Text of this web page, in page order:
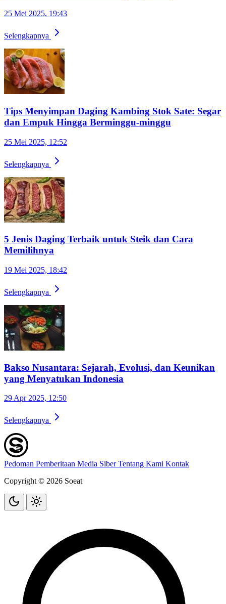
25 Mei 2025, 19:43
Selengkapnya
Tips Menyimpan Daging Kambing Stok Sate: Segar
dan Empuk Hingga Berminggu-minggu
25 Mei 2025, 12:52
Selengkapnya
5 Jenis Daging Terbaik untuk Steik dan Cara
Memilihnya
19 Mei 2025, 18:42
Selengkapnya
Bakso Nusantara: Sejarah, Evolusi, dan Keunikan
yang Menyatukan Indonesia
29 Apr 2025, 12:50
Selengkapnya
Pedoman Pemberitaan Media SiberTentang Kami Kontak
Copyright © 2026 Soeat